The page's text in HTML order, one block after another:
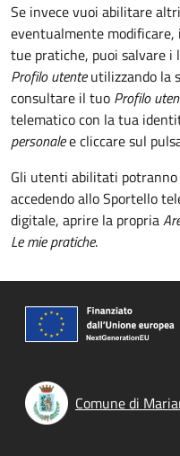
Se invece vuoi abilitare
eventualmente
tue pratiche, puoi salvare i
Profilo utenteutilizzando la
consultare il tuo Profilo
telematico con la tua
personalee cliccare sul
Gli utenti abilitati
accedendo allo Sportello
digitale, aprire la propria
Le mie pratiche.
Comune di